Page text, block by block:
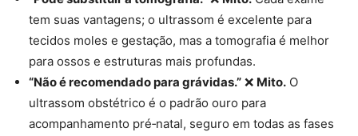
tem suas vantagens; o ultrassom é excelente para
tecidos moles e gestação, mas a tomografia é melhor
para ossos e estruturas mais profundas.
“Não é recomendado para grávidas.” ❌ Mito. O
ultrassom obstétrico é o padrão ouro para
acompanhamento pré‑natal, seguro em todas as fases